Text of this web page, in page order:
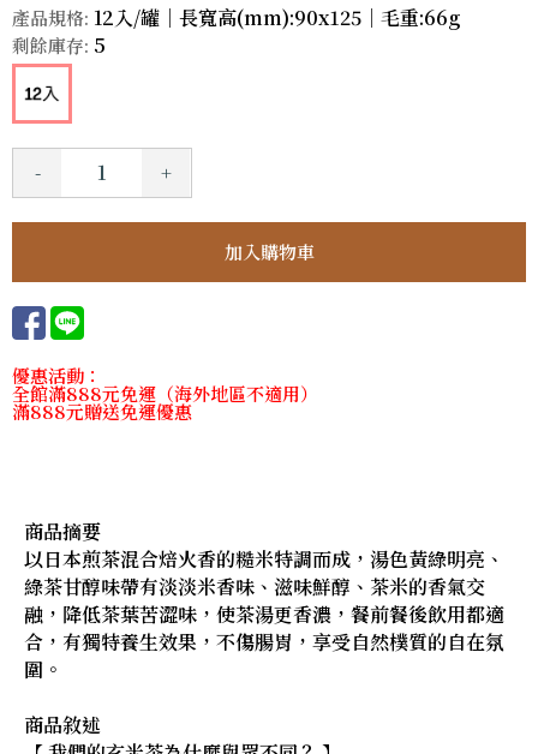
產品規格: 12入/罐｜長寬高(mm):90x125｜毛重:66g
剩餘庫存: 5
- +
優惠活動：
全館滿888元免運（海外地區不適用）
滿888元贈送免運優惠
商品摘要
以日本煎茶混合焙火香的糙米特調而成，湯色黃綠明亮、
綠茶甘醇味帶有淡淡米香味、滋味鮮醇、茶米的香氣交
融，降低茶葉苦澀味，使茶湯更香濃，餐前餐後飲用都適
合，有獨特養生效果，不傷腸胃，享受自然樸質的自在氛
圍。
商品敘述